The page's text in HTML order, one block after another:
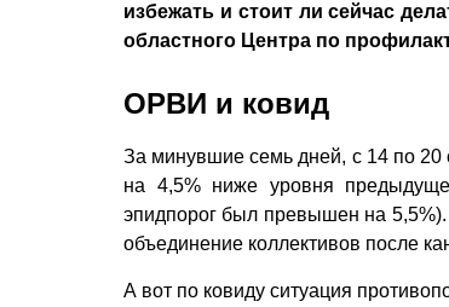
избежать и стоит ли сейчас
областного Центра по
ОРВИ и ковид
За минувшие семь дней, с 14 по 20
на 4,5% ниже уровня
эпидпорог был превышен на
объединение коллективов после
А вот по ковиду ситуация